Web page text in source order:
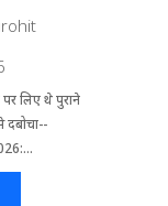
लिए थे पुराने